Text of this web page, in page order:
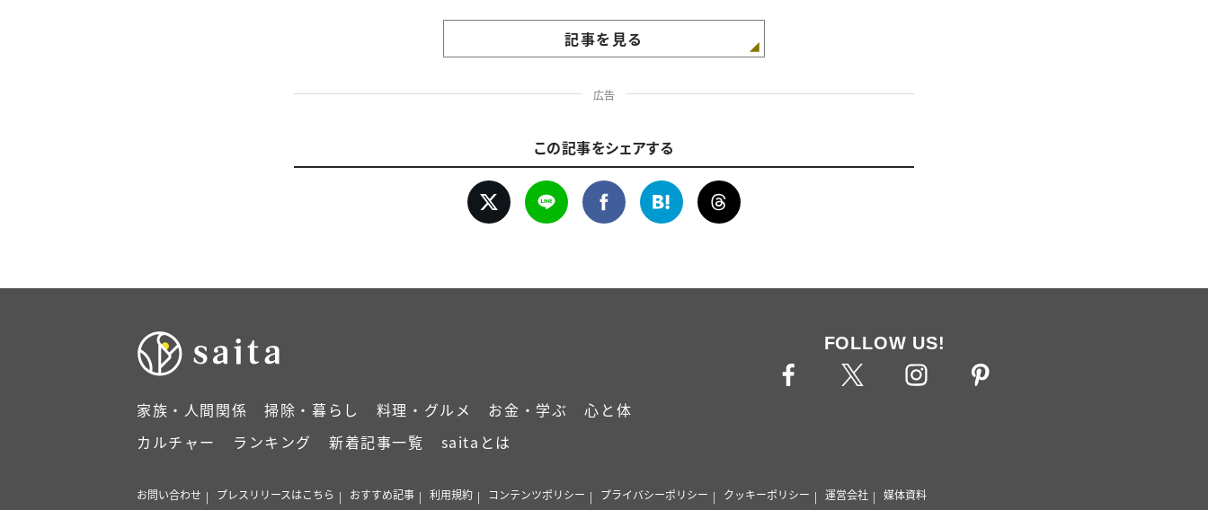
記事を見る
広告
この記事をシェアする
家族・人間関係 掃除・暮らし 料理・グルメ お金・学ぶ
心と体
カルチャー
ランキング 新着記事一覧 saitaとは
FOLLOW US!
お問い合わせ プレスリリースはこちら おすすめ記事 利用規約 コンテンツポリシー プライバシーポリシー クッキーポリシー 運営会社 媒体資料